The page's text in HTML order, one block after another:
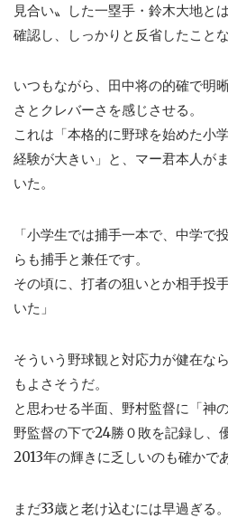
見合い〟した一塁手・鈴木大地と
確認し、しっかりと反省したこと
いつもながら、田中将の的確で明
さとクレバーさを感じさせる。
これは「本格的に野球を始めた小
経験が大きい」と、マー君本人が
いた。
「小学生では捕手一本で、中学で
らも捕手と兼任です。
その頃に、打者の狙いとか相手投
いた」
そういう野球観と対応力が健在な
もよさそうだ。
と思わせる半面、野村監督に「神
野監督の下で24勝０敗を記録し、
2013年の輝きに乏しいのも確かで
まだ33歳と老け込むには早過ぎる。